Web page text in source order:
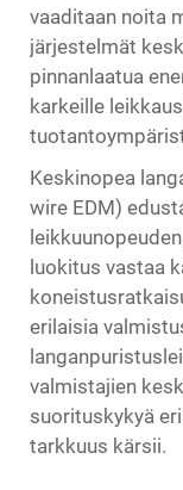
vaaditaan noita
järjestelmät
pinnanlaatua
karkeille
Keskinopea
wire EDM)
luokitus vastaa
erilaisia
valmistajien
suorituskykyä
tarkkuus kärsii.